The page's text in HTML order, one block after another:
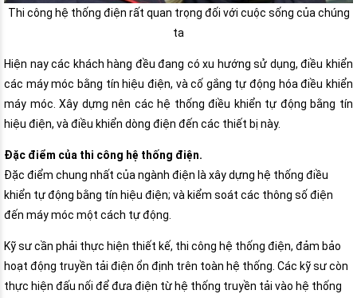
Thi công hệ thống điện rất quan trọng đối với cuộc sống của chúng
ta
Hiện nay các khách hàng đều đang có xu hướng sử dụng, điều khiển
các máy móc bằng tín hiệu điện, và cố gắng tự động hóa điều khiển
máy móc. Xây dựng nên các hệ thống điều khiển tự động bằng tín
hiệu điện, và điều khiển dòng điện đến các thiết bị này.
Đặc điểm của thi công hệ thống điện.
Đặc điểm chung nhất của ngành điện là xây dựng hệ thống điều
khiển tự động bằng tín hiệu điện; và kiểm soát các thông số điện
đến máy móc một cách tự động.
Kỹ sư cần phải thực hiện thiết kế, thi công hệ thống điện, đảm bảo
hoạt động truyền tải điện ổn định trên toàn hệ thống. Các kỹ sư còn
thực hiện đấu nối để đưa điện từ hệ thống truyền tải vào hệ thống